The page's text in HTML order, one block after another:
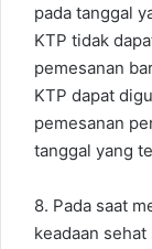
pada tanggal
KTP tidak
pemesanan
KTP dapat
pemesanan
tanggal yang
8. Pada saat
keadaan